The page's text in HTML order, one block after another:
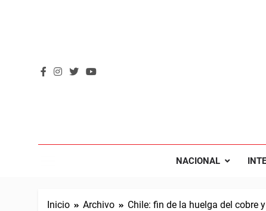
NACIONAL
Inicio Archivo Chile: fin de la huelga del cobre